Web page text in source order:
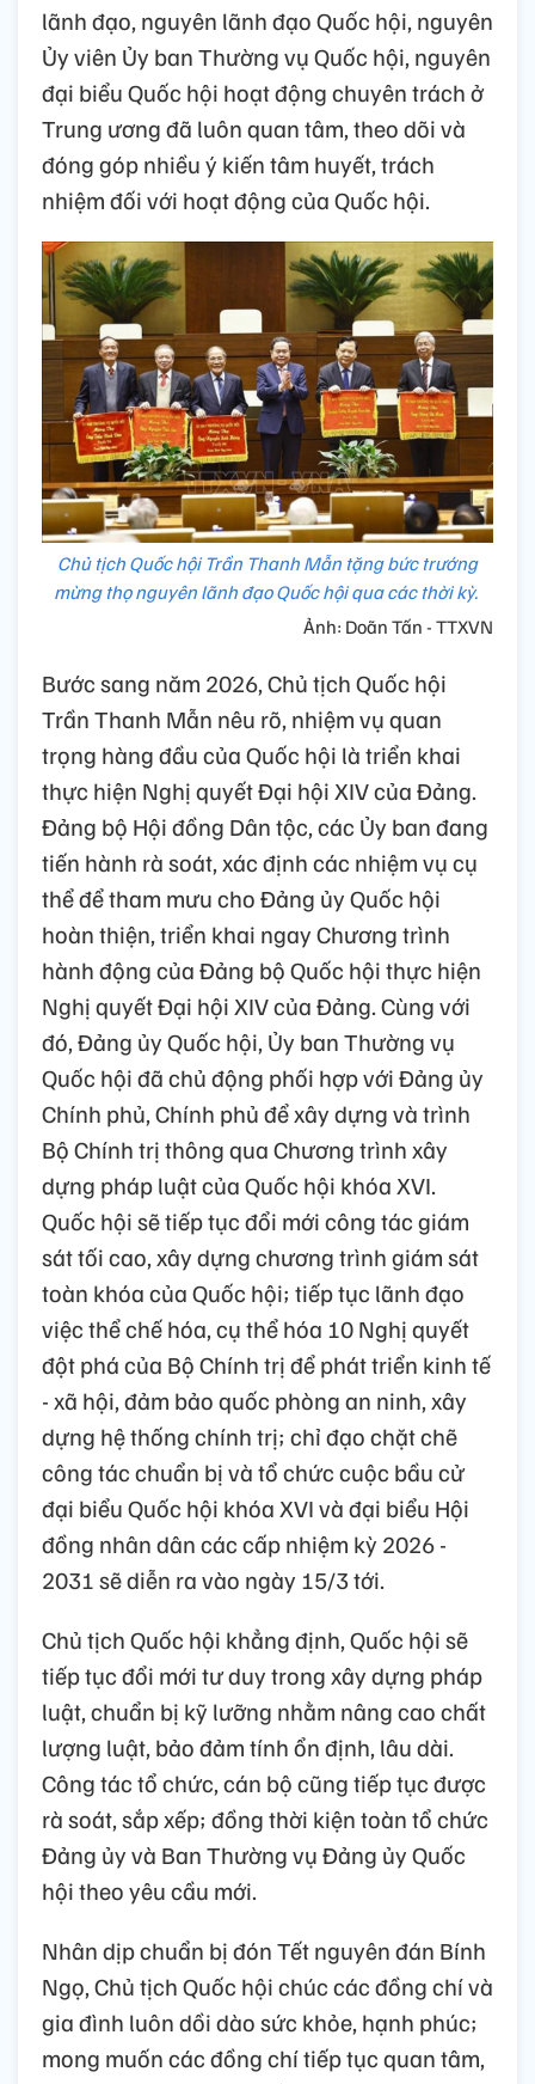
lãnh đạo, nguyên lãnh đạo Quốc hội, nguyên
Ủy viên Ủy ban Thường vụ Quốc hội, nguyên
đại biểu Quốc hội hoạt động chuyên trách ở
Trung ương đã luôn quan tâm, theo dõi và
đóng góp nhiều ý kiến tâm huyết, trách
nhiệm đối với hoạt động của Quốc hội.
Chủ tịch Quốc hội Trần Thanh Mẫn tặng bức trướng
mừng thọ nguyên lãnh đạo Quốc hội qua các thời kỳ.
Ảnh: Doãn Tấn - TTXVN
Bước sang năm 2026, Chủ tịch Quốc hội
Trần Thanh Mẫn nêu rõ, nhiệm vụ quan
trọng hàng đầu của Quốc hội là triển khai
thực hiện Nghị quyết Đại hội XIV của Đảng.
Đảng bộ Hội đồng Dân tộc, các Ủy ban đang
tiến hành rà soát, xác định các nhiệm vụ cụ
thể để tham mưu cho Đảng ủy Quốc hội
hoàn thiện, triển khai ngay Chương trình
hành động của Đảng bộ Quốc hội thực hiện
Nghị quyết Đại hội XIV của Đảng. Cùng với
đó, Đảng ủy Quốc hội, Ủy ban Thường vụ
Quốc hội đã chủ động phối hợp với Đảng ủy
Chính phủ, Chính phủ để xây dựng và trình
Bộ Chính trị thông qua Chương trình xây
dựng pháp luật của Quốc hội khóa XVI.
Quốc hội sẽ tiếp tục đổi mới công tác giám
sát tối cao, xây dựng chương trình giám sát
toàn khóa của Quốc hội; tiếp tục lãnh đạo
việc thể chế hóa, cụ thể hóa 10 Nghị quyết
đột phá của Bộ Chính trị để phát triển kinh tế
- xã hội, đảm bảo quốc phòng an ninh, xây
dựng hệ thống chính trị; chỉ đạo chặt chẽ
công tác chuẩn bị và tổ chức cuộc bầu cử
đại biểu Quốc hội khóa XVI và đại biểu Hội
đồng nhân dân các cấp nhiệm kỳ 2026 -
2031 sẽ diễn ra vào ngày 15/3 tới.
Chủ tịch Quốc hội khẳng định, Quốc hội sẽ
tiếp tục đổi mới tư duy trong xây dựng pháp
luật, chuẩn bị kỹ lưỡng nhằm nâng cao chất
lượng luật, bảo đảm tính ổn định, lâu dài.
Công tác tổ chức, cán bộ cũng tiếp tục được
rà soát, sắp xếp; đồng thời kiện toàn tổ chức
Đảng ủy và Ban Thường vụ Đảng ủy Quốc
hội theo yêu cầu mới.
Nhân dịp chuẩn bị đón Tết nguyên đán Bính
Ngọ, Chủ tịch Quốc hội chúc các đồng chí và
gia đình luôn dồi dào sức khỏe, hạnh phúc;
mong muốn các đồng chí tiếp tục quan tâm,